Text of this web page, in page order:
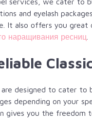
and eyelash
It also offers you great
наращивания ресниц
designed to cater to
depending on your
gives you the freedom